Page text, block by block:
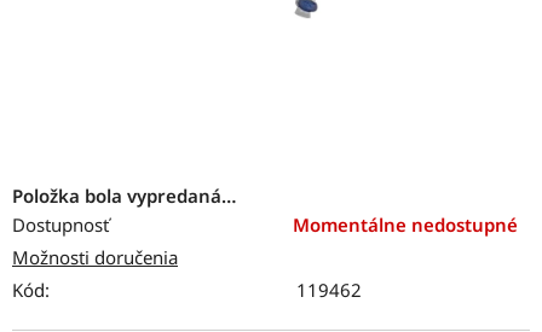
Položka bola vypredaná…
Dostupnosť
Momentálne nedostupné
Možnosti doručenia
Kód:
119462